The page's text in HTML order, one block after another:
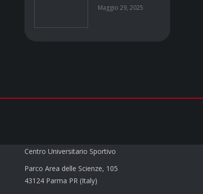
Maggio 29, 2025
Centro Universitario Sportivo
Parco Area delle Scienze, 105
43124 Parma PR (Italy)